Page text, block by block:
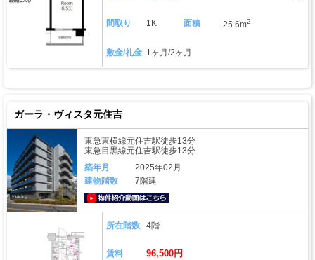
間取り 1K 面積 25.6m2
敷金/礼金 1ヶ月/2ヶ月
ガーラ・ヴィスタ元住吉
東急東横線元住吉駅徒歩13分
東急目黒線元住吉駅徒歩13分
築年月
2025年02月
建物階数
7階建
所在階数 4階
賃料 96,500円